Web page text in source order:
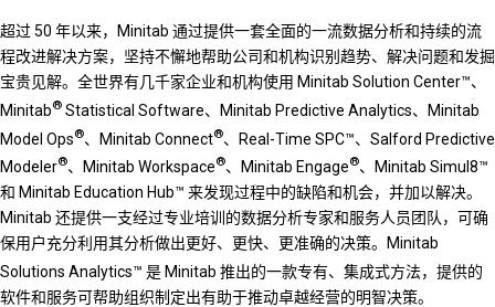
超过 50 年以来，Minitab 通过提供一套全面的一流数据分析和持续的流
程改进解决方案，坚持不懈地帮助公司和机构识别趋势、解决问题和发掘
宝贵见解。全世界有几千家企业和机构使用 Minitab Solution Center™、
Minitab® Statistical Software、Minitab Predictive Analytics、Minitab
Model Ops®、Minitab Connect®、Real-Time SPC™、Salford Predictive
Modeler®、Minitab Workspace®、Minitab Engage®、Minitab Simul8™
和 Minitab Education Hub™ 来发现过程中的缺陷和机会，并加以解决。
Minitab 还提供一支经过专业培训的数据分析专家和服务人员团队，可确
保用户充分利用其分析做出更好、更快、更准确的决策。Minitab
Solutions Analytics™ 是 Minitab 推出的一款专有、集成式方法，提供的
软件和服务可帮助组织制定出有助于推动卓越经营的明智决策。